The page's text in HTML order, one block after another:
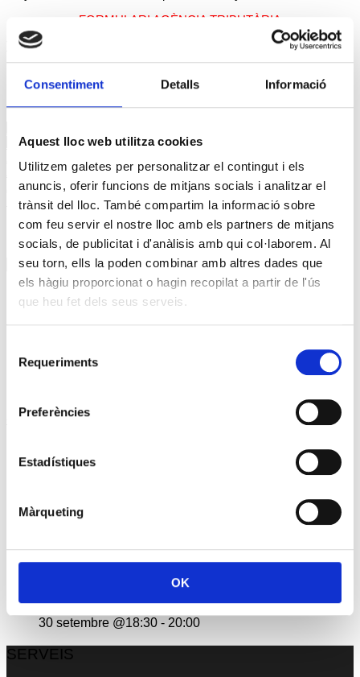
Consentiment Detalls Informació
Aquest lloc web utilitza cookies
Utilitzem galetes per personalitzar el contingut i els
anuncis, oferir funcions de mitjans socials i analitzar el
trànsit del lloc. També compartim la informació sobre
com feu servir el nostre lloc amb els partners de mitjans
socials, de publicitat i d'anàlisis amb qui col·laborem. Al
seu torn, ells la poden combinar amb altres dades que
els hàgiu proporcionat o hagin recopilat a partir de l'ús
que heu fet dels seus serveis.
Requeriments
Preferències
Estadístiques
Màrqueting
OK
FORMULARI AGÈNCIA TRIBUTÀRIA
Tweet
Posted inNotíciesand taggedDevolució,IRPF.
Post navigation
La desconnexió digital i la…→
APP USOC per Android
APP USOC per iOS
Posa't en contacte
Notícies
Notícies
agost 2026
Dj Dv
17 18 19 20 21
« jul.
Reunió amb Núria Gil Sisó, delegada del Govern a
Lleida
Esdeveniment: Europa Social. 40 anys d’Europa
29 setembre @09:00-13:00
30 setembre @18:30 - 20:00
SERVEIS